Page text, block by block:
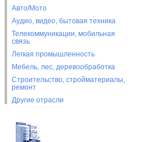
Авто/Мото
Аудио, видео, бытовая техника
Телекоммуникации, мобильная
связь
Легкая промышленность
Мебель, лес, деревообработка
Строительство, стройматериалы,
ремонт
Другие отрасли